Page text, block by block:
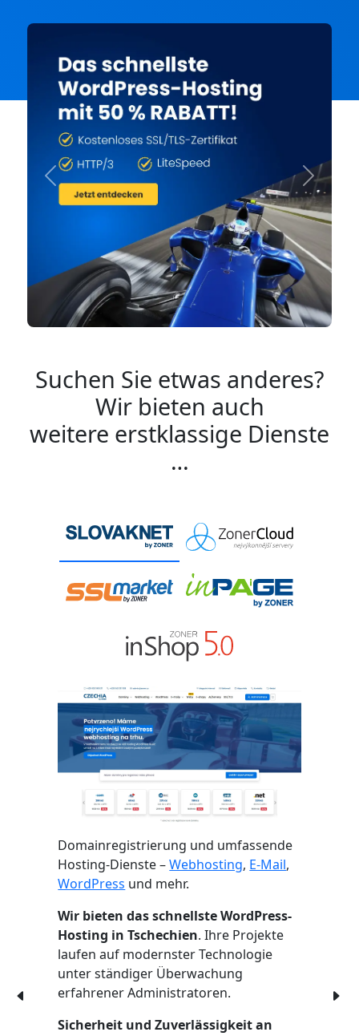
Previous Next
Suchen Sie etwas anderes?
Wir bieten auch
weitere erstklassige Dienste
…
Domainregistrierung und umfassende
Hosting-Dienste –Webhosting, E-Mail,
WordPress und mehr.
Wir bieten das schnellste WordPress-
Hosting in Tschechien. Ihre Projekte
laufen auf modernster Technologie
unter ständiger Überwachung
erfahrener Administratoren.
Sicherheit und Zuverlässigkeit an